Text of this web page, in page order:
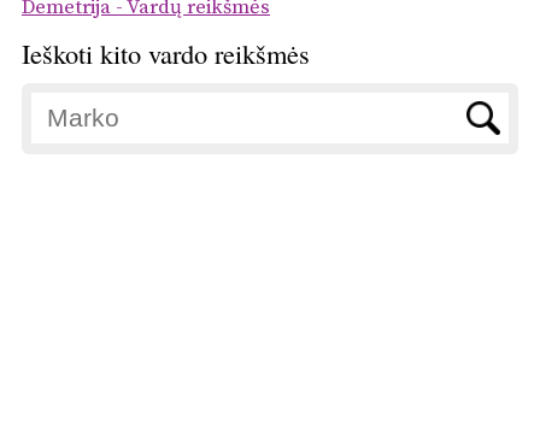
Demetrija - Vardų reikšmės
Ieškoti kito vardo reikšmės